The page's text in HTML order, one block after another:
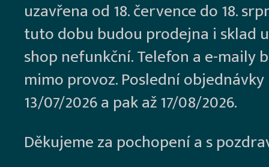
uzavřena od 18. července do 18.
tuto dobu budou prodejna i sklad
shop nefunkční. Telefon a e-maily
mimo provoz. Poslední
13/07/2026 a pak až 17/08/2026.
Děkujeme za pochopení a s